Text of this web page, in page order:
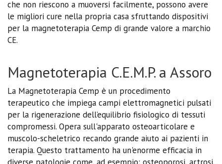
che non riescono a muoversi facilmente, possono avere
le migliori cure nella propria casa sfruttando dispositivi
per la magnetoterapia Cemp di grande valore a marchio
CE.
Magnetoterapia C.E.M.P. a Assoro
La Magnetoterapia Cemp è un procedimento
terapeutico che impiega campi elettromagnetici pulsati
per la rigenerazione dell’equilibrio fisiologico di tessuti
compromessi. Opera sull'apparato osteoarticolare e
muscolo-scheletrico recando grande aiuto ai pazienti in
terapia. Questo trattamento ha un'enorme efficacia in